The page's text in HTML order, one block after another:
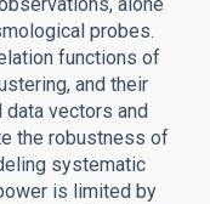
probes.
functions of
and their
vectors and
the robustness of
systematic
is limited by